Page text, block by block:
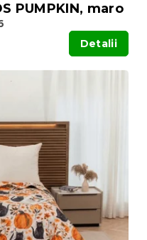
PUMPKIN, maro
Detalii